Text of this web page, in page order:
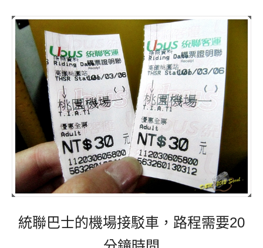
統聯巴士的機場接駁車，路程需要20